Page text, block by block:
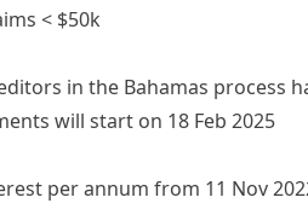
< $50k
in the Bahamas process
will start on 18 Feb 2025
per annum from 11 Nov